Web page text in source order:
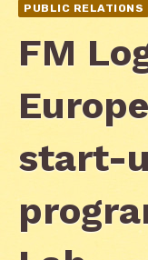
PUBLIC RELATIONS
FM
start-